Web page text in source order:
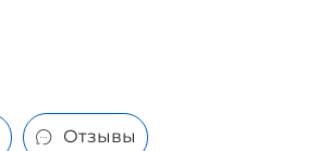
Отзывы